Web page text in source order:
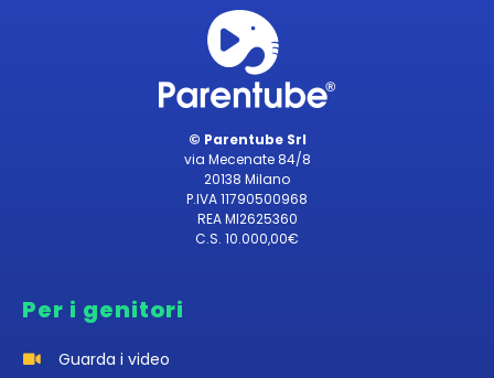
© Parentube Srl
via Mecenate 84/8
20138 Milano
P.IVA 11790500968
REA MI2625360
C.S. 10.000,00€
Per i genitori
Guarda i video